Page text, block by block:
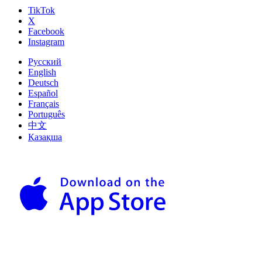
TikTok
X
Facebook
Instagram
Русский
English
Deutsch
Español
Français
Português
中文
Қазақша